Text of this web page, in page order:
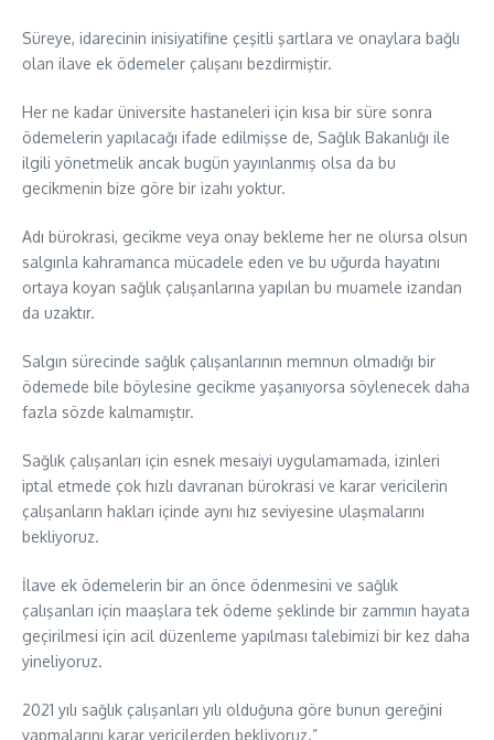
Süreye, idarecinin inisiyatifine çeşitli şartlara ve onaylara bağlı
olan ilave ek ödemeler çalışanı bezdirmiştir.
Her ne kadar üniversite hastaneleri için kısa bir süre sonra
ödemelerin yapılacağı ifade edilmişse de, Sağlık Bakanlığı ile
ilgili yönetmelik ancak bugün yayınlanmış olsa da bu
gecikmenin bize göre bir izahı yoktur.
Adı bürokrasi, gecikme veya onay bekleme her ne olursa olsun
salgınla kahramanca mücadele eden ve bu uğurda hayatını
ortaya koyan sağlık çalışanlarına yapılan bu muamele izandan
da uzaktır.
Salgın sürecinde sağlık çalışanlarının memnun olmadığı bir
ödemede bile böylesine gecikme yaşanıyorsa söylenecek daha
fazla sözde kalmamıştır.
Sağlık çalışanları için esnek mesaiyi uygulamamada, izinleri
iptal etmede çok hızlı davranan bürokrasi ve karar vericilerin
çalışanların hakları içinde aynı hız seviyesine ulaşmalarını
bekliyoruz.
İlave ek ödemelerin bir an önce ödenmesini ve sağlık
çalışanları için maaşlara tek ödeme şeklinde bir zammın hayata
geçirilmesi için acil düzenleme yapılması talebimizi bir kez daha
yineliyoruz.
2021 yılı sağlık çalışanları yılı olduğuna göre bunun gereğini
yapmalarını karar vericilerden bekliyoruz.”